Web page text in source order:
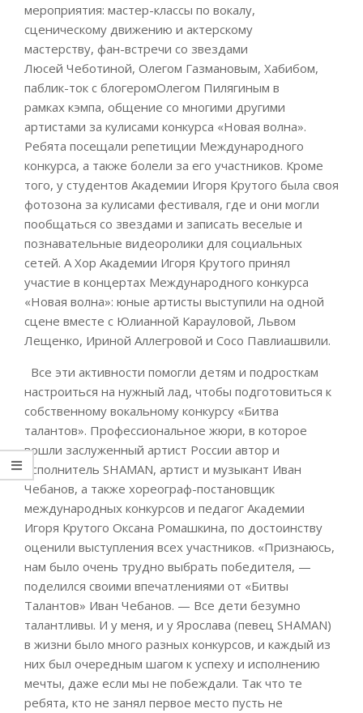
мероприятия: мастер-классы по вокалу,
сценическому движению и актерскому
мастерству, фан-встречи со звездами
Люсей Чеботиной, Олегом Газмановым, Хабибом,
паблик-ток с блогеромОлегом Пилягиным в
рамках кэмпа, общение со многими другими
артистами за кулисами конкурса «Новая волна».
Ребята посещали репетиции Международного
конкурса, а также болели за его участников. Кроме
того, у студентов Академии Игоря Крутого была своя
фотозона за кулисами фестиваля, где и они могли
пообщаться со звездами и записать веселые и
познавательные видеоролики для социальных
сетей. А Хор Академии Игоря Крутого принял
участие в концертах Международного конкурса
«Новая волна»: юные артисты выступили на одной
сцене вместе с Юлианной Карауловой, Львом
Лещенко, Ириной Аллегровой и Сосо Павлиашвили.
Все эти активности помогли детям и подросткам
настроиться на нужный лад, чтобы подготовиться к
собственному вокальному конкурсу «Битва
талантов». Профессиональное жюри, в которое
вошли заслуженный артист России автор и
исполнитель SHAMAN, артист и музыкант Иван
Чебанов, а также хореограф-постановщик
международных конкурсов и педагог Академии
Игоря Крутого Оксана Ромашкина, по достоинству
оценили выступления всех участников. «Признаюсь,
нам было очень трудно выбрать победителя, —
поделился своими впечатлениями от «Битвы
Талантов» Иван Чебанов. — Все дети безумно
талантливы. И у меня, и у Ярослава (певец SHAMAN)
в жизни было много разных конкурсов, и каждый из
них был очередным шагом к успеху и исполнению
мечты, даже если мы не побеждали. Так что те
ребята, кто не занял первое место пусть не